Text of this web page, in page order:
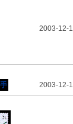
2003-12-
2003-12-